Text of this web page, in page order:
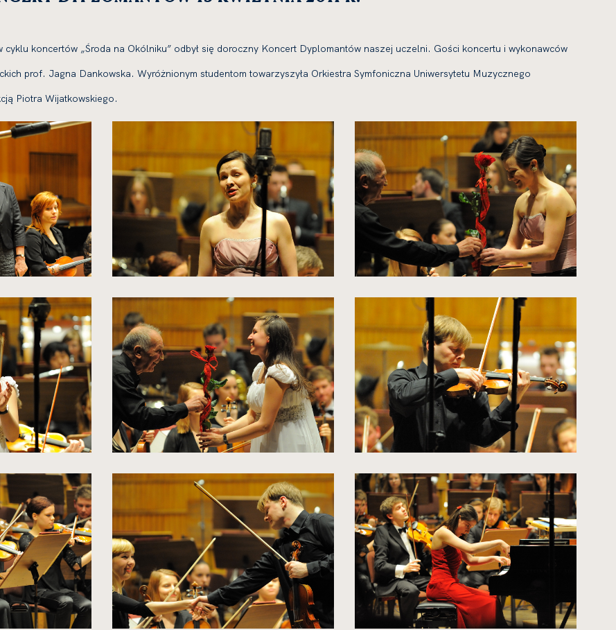
cyklu kon­cer­tów „Środa na Okólniku” odbył się dorocz­ny Koncert Dyplomantów naszej uczel­ni. Gości kon­cer­tu i wyko­naw­ców
prof. Jagna Dankowska. Wyróżnionym stu­den­tom towa­rzy­szy­ła Orkiestra Symfoniczna Uniwersytetu Muzycznego
Piotra Wijatkowskiego.
spowoduje
powiększenie
zdjęcia
do
rozmiarów
oryginalnych
spowoduje
do
rozmiarów
oryginalnych
spowoduje
powiększenie
do
oryginalnych
spowoduje
powiększenie
zdjęcia
do
rozmiarów
oryginalnych